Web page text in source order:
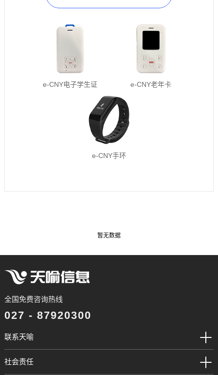
e-CNY电子学生证 e-CNY老年卡
e-CNY手环
暂无数据
全国免费咨询热线
027 - 87920300
联系天喻
社会责任